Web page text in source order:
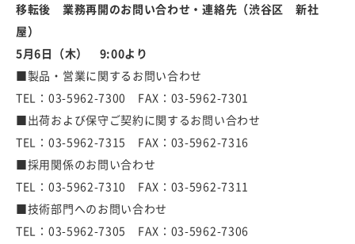
移転後 業務再開のお問い合わせ・連絡先（渋谷区 新社
屋）
5月6日（木） 9:00より
■製品・営業に関するお問い合わせ
TEL：03-5962-7300 FAX：03-5962-7301
■出荷および保守ご契約に関するお問い合わせ
TEL：03-5962-7315 FAX：03-5962-7316
■採用関係のお問い合わせ
TEL：03-5962-7310 FAX：03-5962-7311
■技術部門へのお問い合わせ
TEL：03-5962-7305 FAX：03-5962-7306